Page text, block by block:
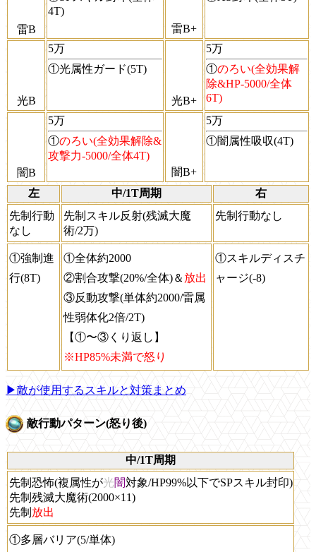
雷B
4T)
雷B+
光B
5万
①光属性ガード(5T)
光B+
5万
①のろい(全効果解
除&HP-5000/全体
6T)
闇B
5万
①のろい(全効果解除&
攻撃力-5000/全体4T)
闇B+
5万
①闇属性吸収(4T)
左 中/1T周期
右
先制行動
なし
先制スキル反射(残滅大魔
術/2万)
先制行動なし
①強制進
行(8T)
①全体約2000
②割合攻撃(20%/全体)＆ 放出
③反動攻撃(単体約2000/雷属
性弱体化2倍/2T)
【①〜③くり返し】
※HP85%未満で怒り
①スキルディスチ
ャージ(-8)
▶敵が使用するスキルと対策まとめ
敵行動パターン(怒り後)
中/1T周期
先制恐怖(複属性が光闇対象/HP99%以下でSPスキル封印)
先制残滅大魔術(2000×11)
先制 放出
①多層バリア(5/単体)